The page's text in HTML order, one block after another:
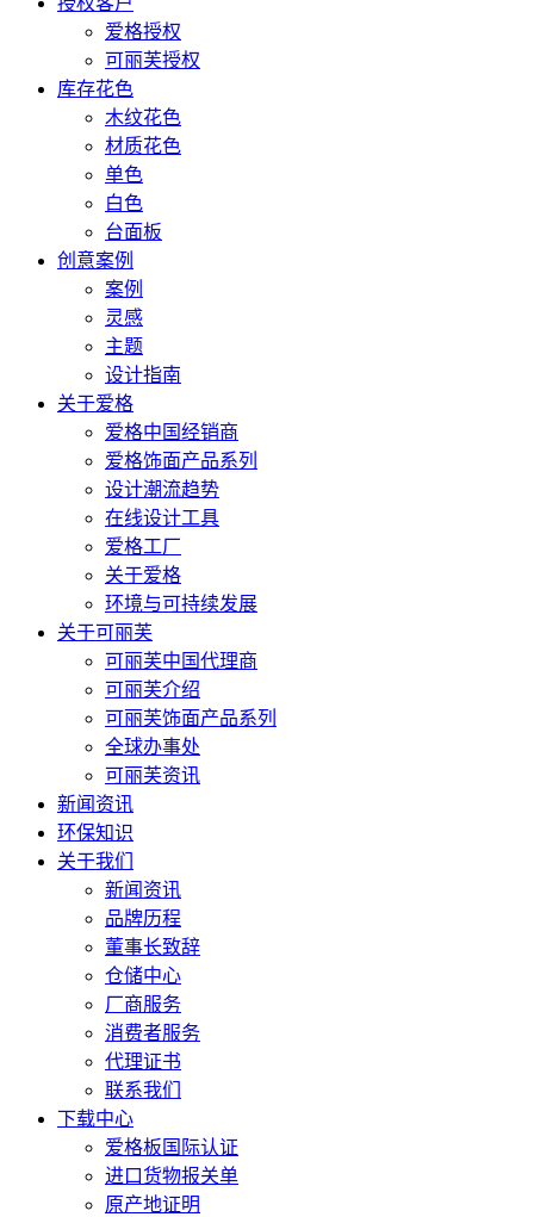
爱格授权
可丽芙授权
库存花色
木纹花色
材质花色
单色
白色
台面板
创意案例
案例
灵感
主题
设计指南
关于爱格
爱格中国经销商
爱格饰面产品系列
设计潮流趋势
在线设计工具
爱格工厂
关于爱格
环境与可持续发展
关于可丽芙
可丽芙中国代理商
可丽芙介绍
可丽芙饰面产品系列
全球办事处
可丽芙资讯
新闻资讯
环保知识
关于我们
新闻资讯
品牌历程
董事长致辞
仓储中心
厂商服务
消费者服务
代理证书
联系我们
下载中心
爱格板国际认证
进口货物报关单
原产地证明